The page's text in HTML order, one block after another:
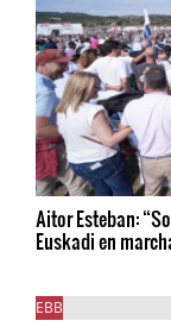
Aitor Esteban:
Euskadi en
EBB